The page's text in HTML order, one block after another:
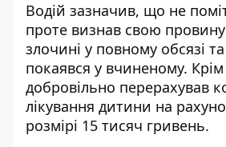
Водій зазначив, що не
проте визнав свою
злочині у повному обсязі
покаявся у вчиненому. Крім
добровільно перерахував
лікування дитини на
розмірі 15 тисяч гривень.